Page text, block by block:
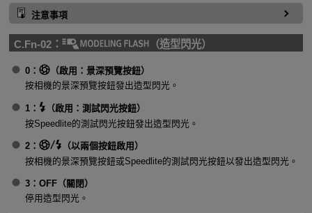
注意事項
C.Fn-02： （造型閃光）
0：
（啟用：景深預覽按鈕）
按相機的景深預覽按鈕發出造型閃光。
1：
（啟用：測試閃光按鈕）
按Speedlite的測試閃光按鈕發出造型閃光。
2：
（以兩個按鈕啟用）
按相機的景深預覽按鈕或Speedlite的測試閃光按鈕以發出造型閃光。
3：OFF（關閉）
停用造型閃光。